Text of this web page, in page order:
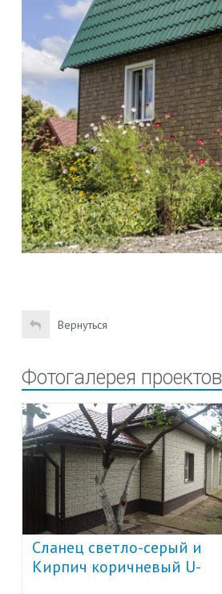
Вернуться
Фотогалерея проектов
Cланец светло-серый и
Кирпич коричневый U-